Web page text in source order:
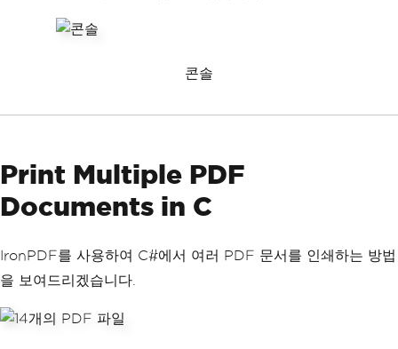
콘솔
Print Multiple PDF
Documents in C
IronPDF를 사용하여 C#에서 여러 PDF 문서를 인쇄하는 방법
을 보여드리겠습니다.